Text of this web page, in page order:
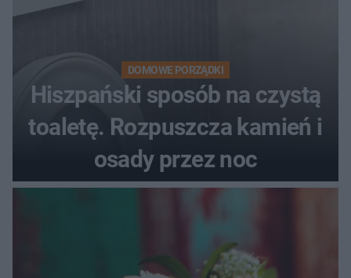
DOMOWE PORZĄDKI
Hiszpański sposób na czystą
toaletę. Rozpuszcza kamień i
osady przez noc